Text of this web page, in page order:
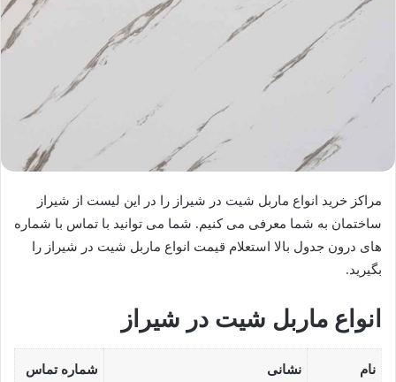
مراکز خرید انواع ماربل شیت در شیراز را در این لیست از شیراز
ساختمان به شما معرفی می کنیم. شما می توانید با تماس با شماره
های درون جدول بالا استعلام قیمت انواع ماربل شیت در شیراز را
بگیرید.
انواع ماربل شیت در شیراز
نام نشانی شماره تماس